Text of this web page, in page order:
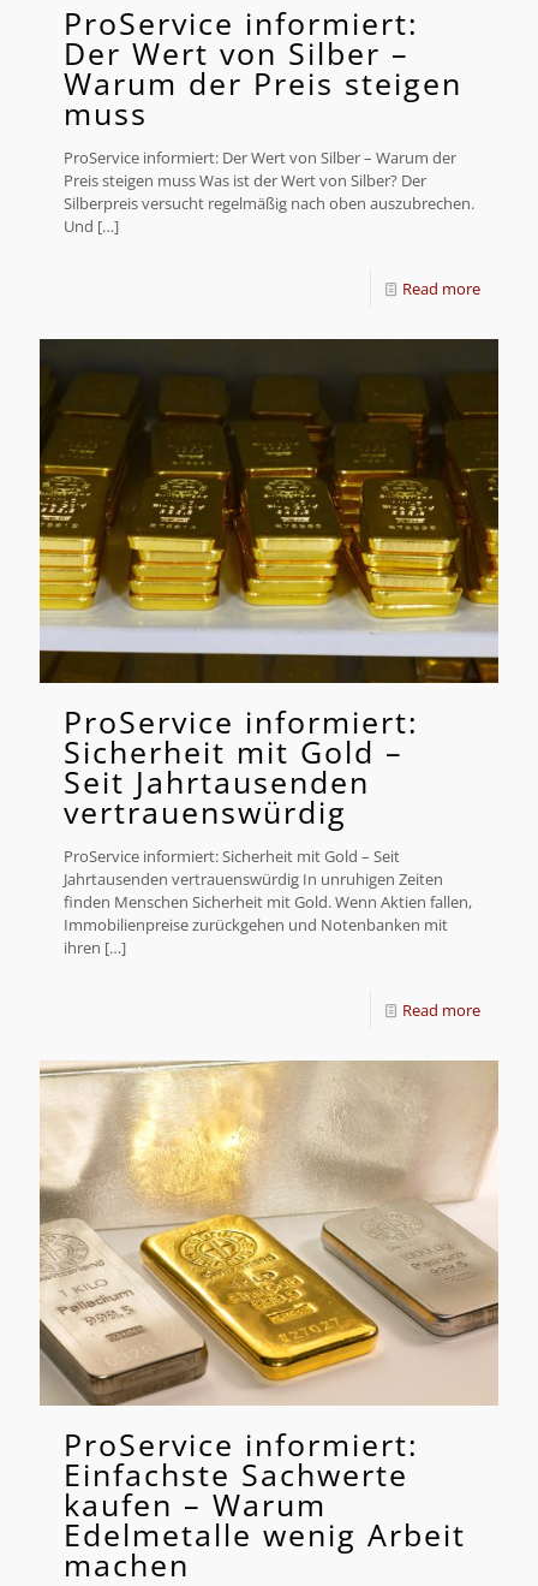
ProService informiert:
Der Wert von Silber –
Warum der Preis steigen
muss
ProService informiert: Der Wert von Silber – Warum der
Preis steigen muss Was ist der Wert von Silber? Der
Silberpreis versucht regelmäßig nach oben auszubrechen.
Und […]
Read more
ProService informiert:
Sicherheit mit Gold –
Seit Jahrtausenden
vertrauenswürdig
ProService informiert: Sicherheit mit Gold – Seit
Jahrtausenden vertrauenswürdig In unruhigen Zeiten
finden Menschen Sicherheit mit Gold. Wenn Aktien fallen,
Immobilienpreise zurückgehen und Notenbanken mit
ihren […]
Read more
ProService informiert:
Einfachste Sachwerte
kaufen – Warum
Edelmetalle wenig Arbeit
machen